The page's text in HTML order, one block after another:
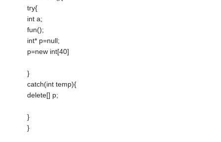
try{
int a;
fun();
int* p=null;
p=new int[40]
}
catch(int temp){
delete[] p;
}
}